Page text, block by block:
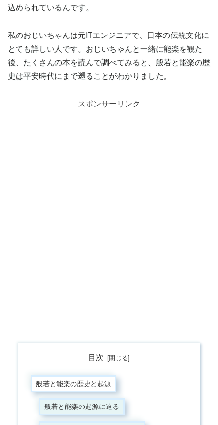
込められているんです。
私のおじいちゃんは元ITエンジニアで、日本の伝統文化に
とても詳しい人です。おじいちゃんと一緒に能楽を観た
後、たくさんの本を読んで調べてみると、般若と能楽の歴
史は平安時代にまで遡ることがわかりました。
スポンサーリンク
目次
般若と能楽の歴史と起源
般若と能楽の起源に迫る